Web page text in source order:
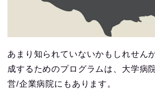
あまり知られていないかもしれせん
成するためのプログラムは、大学病
営/企業病院にもあります。